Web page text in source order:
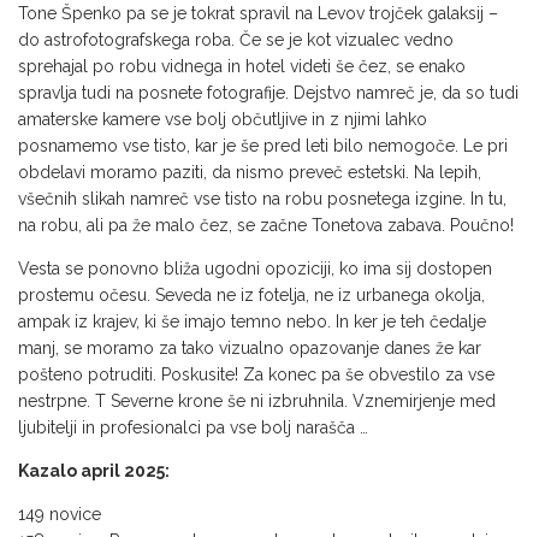
Tone Špenko pa se je tokrat spravil na Levov trojček galaksij –
do astrofotografskega roba. Če se je kot vizualec vedno
sprehajal po robu vidnega in hotel videti še čez, se enako
spravlja tudi na posnete fotografije. Dejstvo namreč je, da so tudi
amaterske kamere vse bolj občutljive in z njimi lahko
posnamemo vse tisto, kar je še pred leti bilo nemogoče. Le pri
obdelavi moramo paziti, da nismo preveč estetski. Na lepih,
všečnih slikah namreč vse tisto na robu posnetega izgine. In tu,
na robu, ali pa že malo čez, se začne Tonetova zabava. Poučno!
Vesta se ponovno bliža ugodni opoziciji, ko ima sij dostopen
prostemu očesu. Seveda ne iz fotelja, ne iz urbanega okolja,
ampak iz krajev, ki še imajo temno nebo. In ker je teh čedalje
manj, se moramo za tako vizualno opazovanje danes že kar
pošteno potruditi. Poskusite! Za konec pa še obvestilo za vse
nestrpne. T Severne krone še ni izbruhnila. Vznemirjenje med
ljubitelji in profesionalci pa vse bolj narašča …
Kazalo april 2025:
149 novice